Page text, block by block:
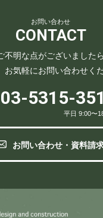
お問い合わせ
CONTACT
不明な点がございましたら
お気軽にお問い合わせくだ
03-5315-
平日 9:00〜
お問い合わせ・資料請